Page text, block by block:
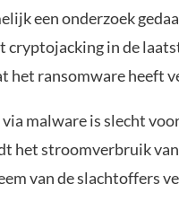
een onderzoek
cryptojacking in de
het ransomware heeft
malware is slecht
het stroomverbruik
van de slachtoffers